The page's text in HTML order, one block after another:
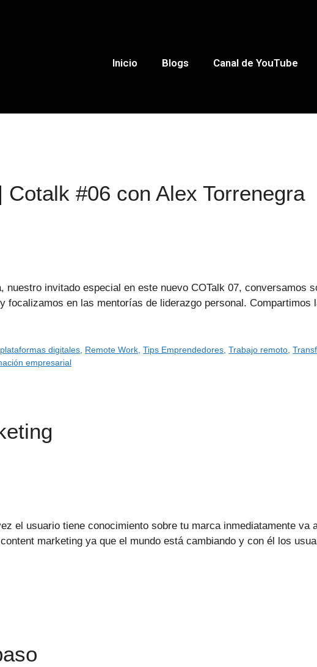
Inicio Blogs Canal de YouTube
#06 con Alex Torrenegra
nuestro invitado especial en este nuevo COTalk 07, conversamos
focalizamos en las mentorías de liderazgo personal. Compartimos
plataformas digitales Remote Work ,Tips Emprendedores ,Trabajo remoto ,
empresarial
el usuario tiene conocimiento sobre tu marca inmediatamente va
marketing ya que el mundo está cambiando y con él los